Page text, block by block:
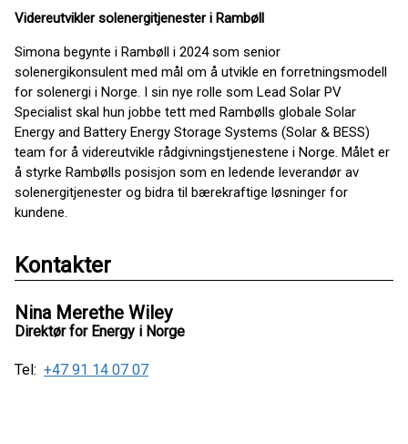
Videreutvikler solenergitjenester i Rambøll
Simona begynte i Rambøll i 2024 som senior
solenergikonsulent med mål om å utvikle en forretningsmodell
for solenergi i Norge. I sin nye rolle som Lead Solar PV
Specialist skal hun jobbe tett med Rambølls globale Solar
Energy and Battery Energy Storage Systems (Solar & BESS)
team for å videreutvikle rådgivningstjenestene i Norge. Målet er
å styrke Rambølls posisjon som en ledende leverandør av
solenergitjenester og bidra til bærekraftige løsninger for
kundene.
Kontakter
Nina Merethe Wiley
Direktør for Energy i Norge
Tel: +47 91 14 07 07